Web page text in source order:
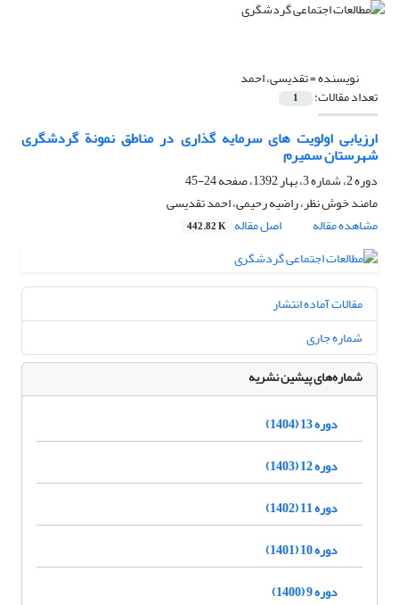
نویسنده =تقدیسی، احمد
تعداد مقالات: 1
ارزیابی اولویت های سرمایه گذاری در مناطق نمونة گردشگری
شهرستان سمیرم
دوره 2، شماره 3، بهار 1392، صفحه
24-45
مامند خوش نظر، راضیه رحیمی، احمد تقدیسی
مشاهده مقاله
اصل مقاله 442.82 K
مقالات آماده انتشار
شماره جاری
شماره‌های پیشین نشریه
دوره 13 (1404)
دوره 12 (1403)
دوره 11 (1402)
دوره 10 (1401)
دوره 9 (1400)